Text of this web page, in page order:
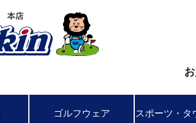
ゴルフウェア スポーツ・タ